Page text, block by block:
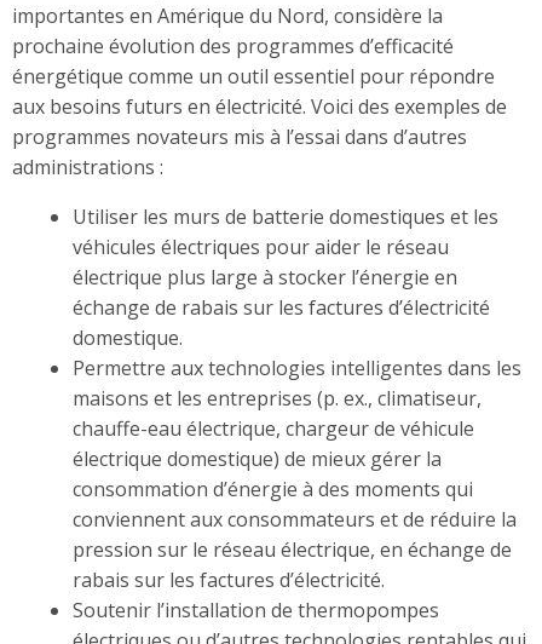
importantes en Amérique du Nord, considère la
prochaine évolution des programmes d’efficacité
énergétique comme un outil essentiel pour répondre
aux besoins futurs en électricité. Voici des exemples de
programmes novateurs mis à l’essai dans d’autres
administrations :
Utiliser les murs de batterie domestiques et les
véhicules électriques pour aider le réseau
électrique plus large à stocker l’énergie en
échange de rabais sur les factures d’électricité
domestique.
Permettre aux technologies intelligentes dans les
maisons et les entreprises (p. ex., climatiseur,
chauffe-eau électrique, chargeur de véhicule
électrique domestique) de mieux gérer la
consommation d’énergie à des moments qui
conviennent aux consommateurs et de réduire la
pression sur le réseau électrique, en échange de
rabais sur les factures d’électricité.
Soutenir l’installation de thermopompes